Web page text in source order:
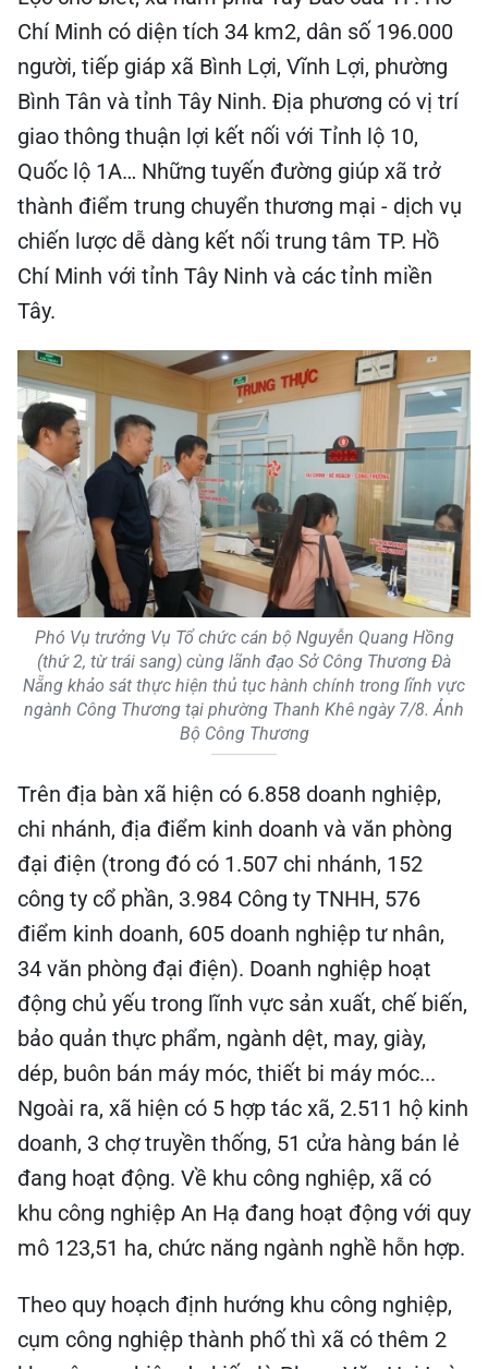
Chí Minh có diện tích 34 km2, dân số 196.000
người, tiếp giáp xã Bình Lợi, Vĩnh Lợi, phường
Bình Tân và tỉnh Tây Ninh. Địa phương có vị trí
giao thông thuận lợi kết nối với Tỉnh lộ 10,
Quốc lộ 1A… Những tuyến đường giúp xã trở
thành điểm trung chuyển thương mại - dịch vụ
chiến lược dễ dàng kết nối trung tâm TP. Hồ
Chí Minh với tỉnh Tây Ninh và các tỉnh miền
Tây.
Phó Vụ trưởng Vụ Tổ chức cán bộ Nguyễn Quang Hồng
(thứ 2, từ trái sang) cùng lãnh đạo Sở Công Thương Đà
Nẵng khảo sát thực hiện thủ tục hành chính trong lĩnh vực
ngành Công Thương tại phường Thanh Khê ngày 7/8. Ảnh
Bộ Công Thương
Trên địa bàn xã hiện có 6.858 doanh nghiệp,
chi nhánh, địa điểm kinh doanh và văn phòng
đại điện (trong đó có 1.507 chi nhánh, 152
công ty cổ phần, 3.984 Công ty TNHH, 576
điểm kinh doanh, 605 doanh nghiệp tư nhân,
34 văn phòng đại điện). Doanh nghiệp hoạt
động chủ yếu trong lĩnh vực sản xuất, chế biến,
bảo quản thực phẩm, ngành dệt, may, giày,
dép, buôn bán máy móc, thiết bi máy móc...
Ngoài ra, xã hiện có 5 hợp tác xã, 2.511 hộ kinh
doanh, 3 chợ truyền thống, 51 cửa hàng bán lẻ
đang hoạt động. Về khu công nghiệp, xã có
khu công nghiệp An Hạ đang hoạt động với quy
mô 123,51 ha, chức năng ngành nghề hỗn hợp.
Theo quy hoạch định hướng khu công nghiệp,
cụm công nghiệp thành phố thì xã có thêm 2